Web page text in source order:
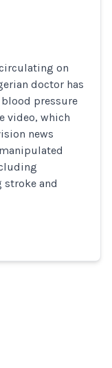
on
doctor has
pressure
video, which
news
stroke and